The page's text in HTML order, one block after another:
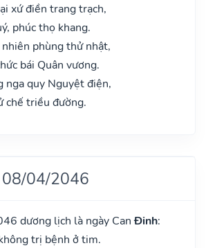
xứ điền trang trạch,
phúc thọ khang.
phùng thử nhật,
bái Quân vương.
nga quy Nguyệt điện,
chế triều đường.
08/04/2046
dương lịch là ngày CanĐinh:
trị bệnh ở tim.